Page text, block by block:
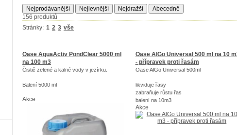
Nejprodávanější Nejlevnější Nejdražší
Abecedně
156 produktů
Stránky: 1 2 3 vše
Oase AquaActiv PondClear 5000 ml
na 100 m3
Čistič zelené a kalné vody v jezírku.
Balení 5000 ml
Akce
Oase AlGo Universal 500 ml na 10
- přípravek proti řasám
Oase AlGo Universal 500ml
likviduje řasy
zabraňuje růstu řas
balení na 10m3
Akce